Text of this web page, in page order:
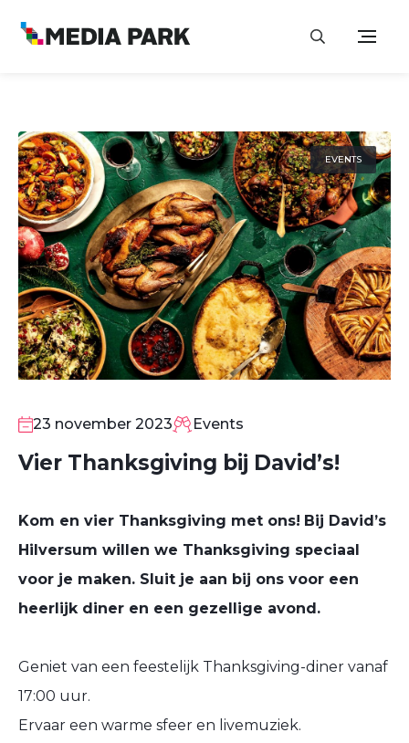
EVENTS
NOV
23 november 2023 Events
Vier Thanksgiving bij David’s!
Kom en vier Thanksgiving met ons! Bij David’s
Hilversum willen we Thanksgiving speciaal
voor je maken. Sluit je aan bij ons voor een
heerlijk diner en een gezellige avond.
Geniet van een feestelijk Thanksgiving-diner vanaf
17:00 uur.
Ervaar een warme sfeer en livemuziek.